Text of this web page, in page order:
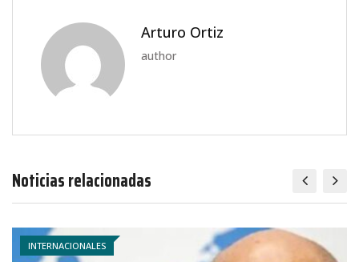
Arturo Ortiz
author
Noticias relacionadas
INTERNACIONALES